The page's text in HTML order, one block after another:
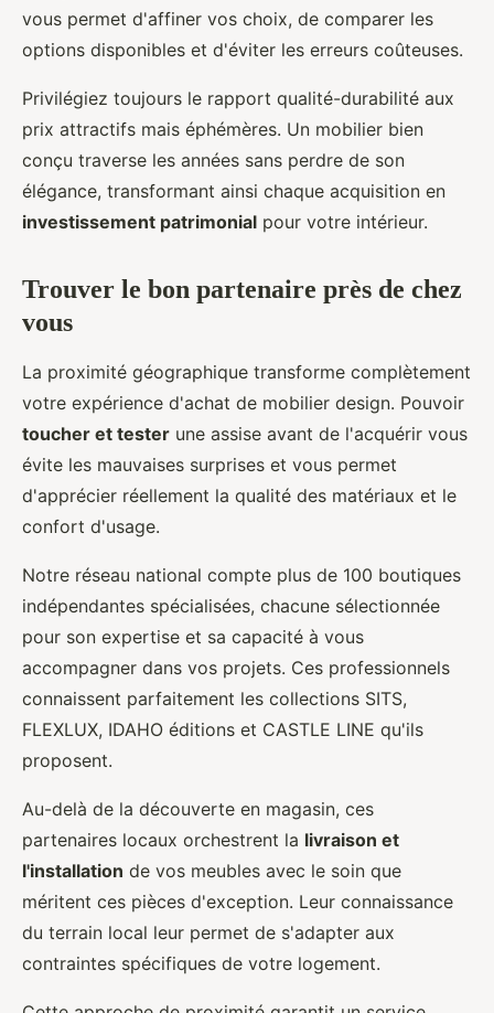
vous permet d'affiner vos choix, de comparer les
options disponibles et d'éviter les erreurs coûteuses.
Privilégiez toujours le rapport qualité-durabilité aux
prix attractifs mais éphémères. Un mobilier bien
conçu traverse les années sans perdre de son
élégance, transformant ainsi chaque acquisition en
investissement patrimonial pour votre intérieur.
Trouver le bon partenaire près de chez
vous
La proximité géographique transforme complètement
votre expérience d'achat de mobilier design. Pouvoir
toucher et tester une assise avant de l'acquérir vous
évite les mauvaises surprises et vous permet
d'apprécier réellement la qualité des matériaux et le
confort d'usage.
Notre réseau national compte plus de 100 boutiques
indépendantes spécialisées, chacune sélectionnée
pour son expertise et sa capacité à vous
accompagner dans vos projets. Ces professionnels
connaissent parfaitement les collections SITS,
FLEXLUX, IDAHO éditions et CASTLE LINE qu'ils
proposent.
Au-delà de la découverte en magasin, ces
partenaires locaux orchestrent la livraison et
l'installation de vos meubles avec le soin que
méritent ces pièces d'exception. Leur connaissance
du terrain local leur permet de s'adapter aux
contraintes spécifiques de votre logement.